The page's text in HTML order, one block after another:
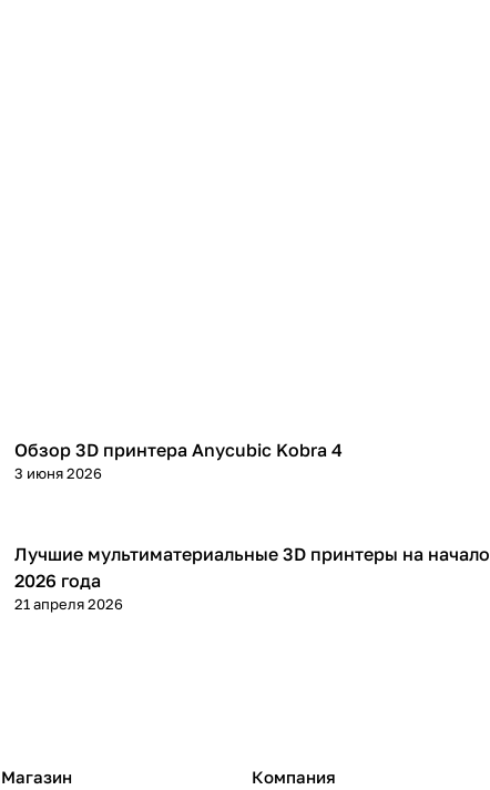
3D принтеры
Обзор 3D принтера Anycubic Kobra 4
3 июня 2026
3D принтеры
Лучшие мультиматериальные 3D принтеры на начало
2026 года
21 апреля 2026
Магазин Компания